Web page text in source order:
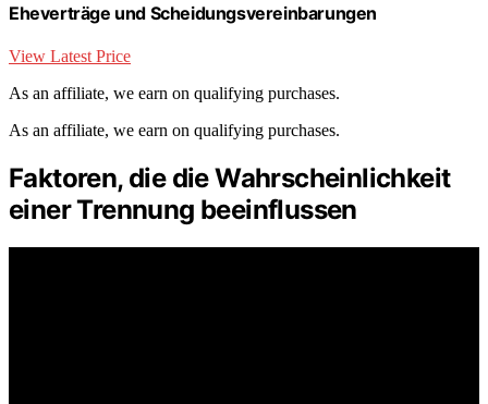
Eheverträge und Scheidungsvereinbarungen
View Latest Price
As an affiliate, we earn on qualifying purchases.
As an affiliate, we earn on qualifying purchases.
Faktoren, die die Wahrscheinlichkeit
einer Trennung beeinflussen